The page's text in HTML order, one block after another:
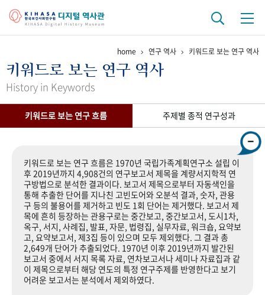
걸어온 길 기관 변천사 역대 기관장
연구 역사
기록물 아카이브
사진 아카이브 문서 기록물 행정박물 영상 기록물
+1주년 기념
성과 50선 숫자로 보는 50년 50+1주년 광장
세계와 함께 한 KIHASA
home 연구 역사 키워드로 보는 연구 역사
키워드로 보는 연구 역사
History in Keywords
키워드로 보는 연구 흐름 주제별 종적 연구성과
키워드로 보는 연구 흐름은 1970년 국립가족계획연구소 설립 이
후 2019년까지 4,908건의 연구보고서 제목을 계량서지학적 연
구방법으로 분석한 결과이다. 보고서 제목으로부터 자동색인을
통해 추출한 단어를 지나친 고빈도어와 오분석 결과, 숫자, 관용
구 등의 불용어를 제거하고 빈도 1회 단어는 제거했다. 보고서 제
목에 흔히 등장하는 관용구로는 중간보고, 중간보고서, 도시1차,
옥구, 서지, 사례집, 발표, 자문, 법령집, 실무자료, 워크숍, 요약보
고, 요약보고서, 제3집 등이 있으며 모두 제외했다. 그 결과 총
2,649개 단어가 추출되었다. 1970년 이후 2019년까지 발간된
보고서 중에서 서지 목록 자료, 연차보고서나 세미나 자료집과 같
이 제목으로부터 해당 연도의 특정 연구주제를 반영한다고 보기
어려운 보고서는 분석에서 제외하였다.